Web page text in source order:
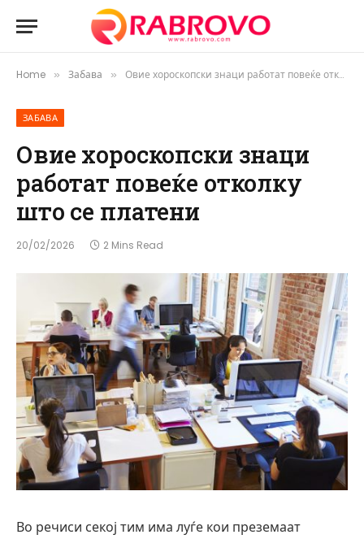
Home » Забава » Овие хороскопски знаци работат повеќе отколку што се платени
ЗАБАВА
Овие хороскопски знаци
работат повеќе отколку
што се платени
20/02/2026 2 Mins Read
Во речиси секој тим има луѓе кои преземаат